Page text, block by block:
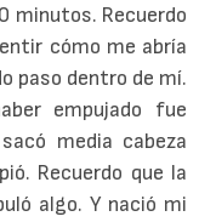
minutos. Recuerdo
cómo me abría
paso dentro de mí.
empujado fue
media cabeza
Recuerdo que la
algo. Y nació mi